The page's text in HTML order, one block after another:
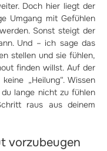
Doch hier liegt der
Umgang mit Gefühlen
Sonst steigt der
Und – ich sage das
stellen und sie fühlen,
finden willst. Auf der
„Heilung“. Wissen
lange nicht zu fühlen
raus aus deinem
vorzubeugen